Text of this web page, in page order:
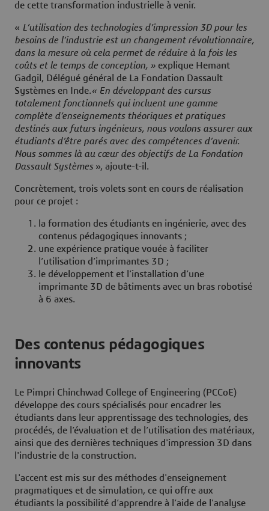
de cette transformation industrielle à venir.
« L’utilisation des technologies d’impression 3D pour les
besoins de l’industrie est un changement révolutionnaire,
dans la mesure où cela permet de réduire à la fois les
coûts et le temps de conception, » explique Hemant
Gadgil, Délégué général de La Fondation Dassault
Systèmes en Inde.« En développant des cursus
totalement fonctionnels qui incluent une gamme
complète d’enseignements théoriques et pratiques
destinés aux futurs ingénieurs, nous voulons assurer aux
étudiants d’être parés avec des compétences d’avenir.
Nous sommes là au cœur des objectifs de La Fondation
Dassault Systèmes», ajoute-t-il.
Concrètement, trois volets sont en cours de réalisation
pour ce projet :
la formation des étudiants en ingénierie, avec des
contenus pédagogiques innovants ;
une expérience pratique vouée à faciliter
l’utilisation d’imprimantes 3D ;
le développement et l’installation d’une
imprimante 3D de bâtiments avec un bras robotisé
à 6 axes.
Des contenus pédagogiques
innovants
Le Pimpri Chinchwad College of Engineering (PCCoE)
développe des cours spécialisés pour encadrer les
étudiants dans leur apprentissage des technologies, des
procédés, de l’évaluation et de l’utilisation des matériaux,
ainsi que des dernières techniques d'impression 3D dans
l'industrie de la construction.
L'accent est mis sur des méthodes d'enseignement
pragmatiques et de simulation, ce qui offre aux
étudiants la possibilité d’apprendre à l’aide de l'analyse